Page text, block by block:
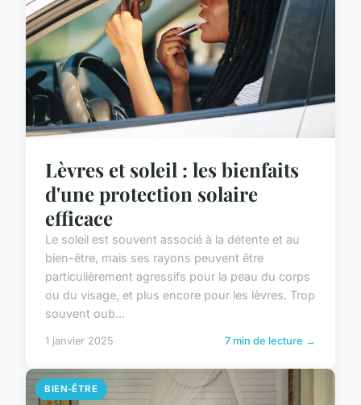
Lèvres et soleil : les bienfaits
d'une protection solaire
efficace
Le soleil est souvent associé à la détente et au
bien-être, mais ses rayons peuvent être
particulièrement agressifs pour la peau du corps
ou du visage, et plus encore pour les lèvres. Trop
souvent oub...
1 janvier 2025 7 min de lecture →
BIEN-ÊTRE